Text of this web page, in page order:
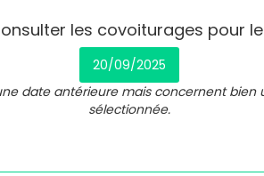
les covoiturages pour
20/09/2025
date antérieure mais concernent
sélectionnée.